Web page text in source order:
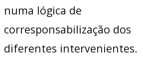
numa lógica de
corresponsabilização dos
diferentes intervenientes.